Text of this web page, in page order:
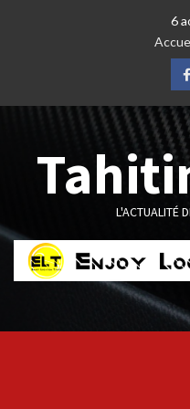
6
L'ACTUALITÉ